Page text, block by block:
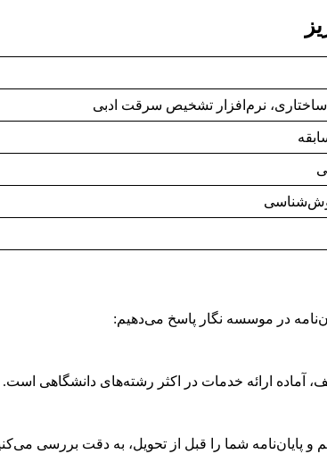
نرم‌افزار تشخیص سرقت ادبی
در موسسه نگار پاسخ می‌دهیم:
آماده ارائه خدمات در اکثر رشته‌های دانشگاهی
پایان‌نامه شما را قبل از تحویل، به دقت بررسی